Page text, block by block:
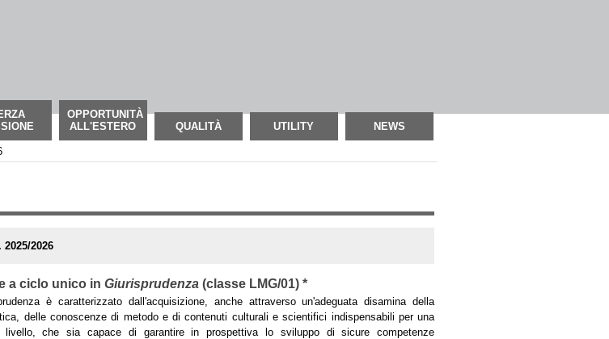
OPPORTUNITÀ
ALL'ESTERO
QUALITÀ UTILITY NEWS
2025/2026
a ciclo unico in Giurisprudenza(classe LMG/01) *
è caratterizzato dall'acquisizione, anche attraverso un'adeguata disamina della
delle conoscenze di metodo e di contenuti culturali e scientifici indispensabili per una
livello, che sia capace di garantire in prospettiva lo sviluppo di sicure competenze